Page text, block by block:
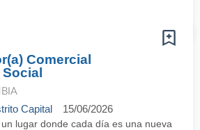
Comercial
Capital 15/06/2026
lugar donde cada día es una nueva